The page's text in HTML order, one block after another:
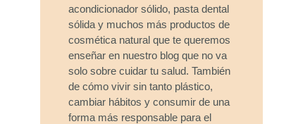
acondicionador sólido, pasta dental
sólida y muchos más productos de
cosmética natural que te queremos
enseñar en nuestro blog que no va
solo sobre cuidar tu salud. También
de cómo vivir sin tanto plástico,
cambiar hábitos y consumir de una
forma más responsable para el